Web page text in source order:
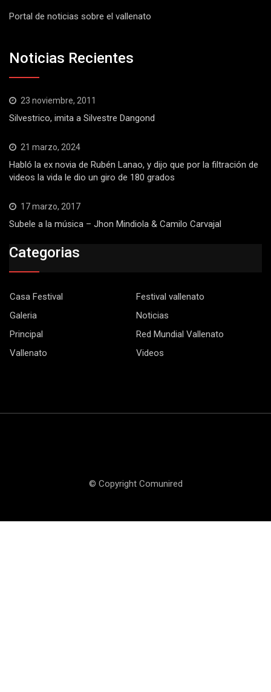
Portal de noticias sobre el vallenato
Noticias Recientes
23 noviembre, 2011
Silvestrico, imita a Silvestre Dangond
21 marzo, 2024
Habló la ex novia de Rubén Lanao, y dijo que por la filtración de
videos la vida le dio un giro de 180 grados
17 marzo, 2017
Subele a la música – Jhon Mindiola & Camilo Carvajal
Categorias
Casa Festival
Festival vallenato
Galeria
Noticias
Principal
Red Mundial Vallenato
Vallenato
Videos
© Copyright Comunired